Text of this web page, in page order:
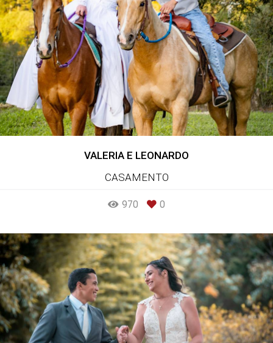
VALERIA E LEONARDO
CASAMENTO
970 0